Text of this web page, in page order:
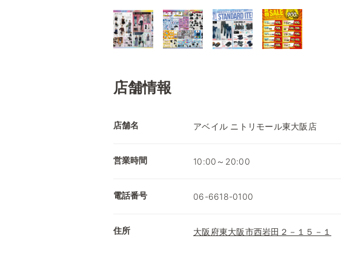
店舗情報
店舗名 アベイル ニトリモール東大阪店
営業時間 10:00～20:00
電話番号 06-6618-0100
住所 大阪府東大阪市西岩田２－１５－１